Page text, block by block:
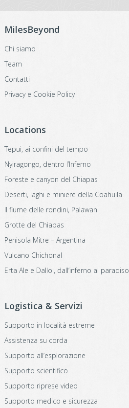
MilesBeyond
Chi siamo
Team
Contatti
Privacy e Cookie Policy
Locations
Tepui, ai confini del tempo
Nyiragongo, dentro l’Inferno
Foreste e canyon del Chiapas
Deserti, laghi e miniere della Coahuila
Il fiume delle rondini, Palawan
Grotte del Chiapas
Penisola Mitre – Argentina
Vulcano Chichonal
Erta Ale e Dallol, dall’inferno al paradiso
Logistica & Servizi
Supporto in località estreme
Assistenza su corda
Supporto all’esplorazione
Supporto scientifico
Supporto riprese video
Supporto medico e sicurezza